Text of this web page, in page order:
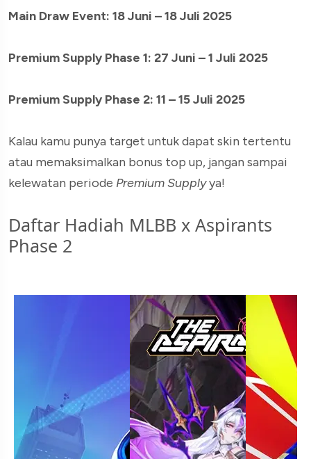
Main Draw Event: 18 Juni – 18 Juli 2025
Premium Supply Phase 1: 27 Juni – 1 Juli 2025
Premium Supply Phase 2: 11 – 15 Juli 2025
Kalau kamu punya target untuk dapat skin tertentu
atau memaksimalkan bonus top up, jangan sampai
kelewatan periode Premium Supplyya!
Daftar Hadiah MLBB x Aspirants
Phase 2